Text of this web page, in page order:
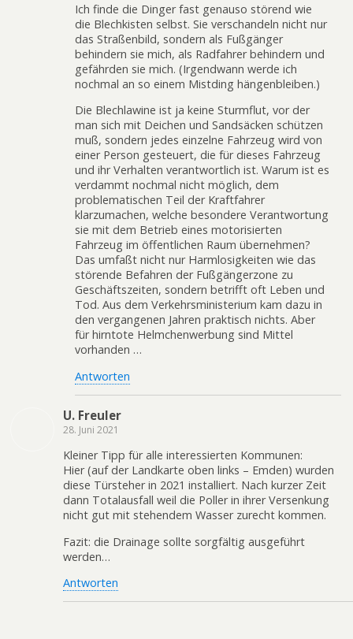
Ich finde die Dinger fast genauso störend wie
die Blechkisten selbst. Sie verschandeln nicht nur
das Straßenbild, sondern als Fußgänger
behindern sie mich, als Radfahrer behindern und
gefährden sie mich. (Irgendwann werde ich
nochmal an so einem Mistding hängenbleiben.)
Die Blechlawine ist ja keine Sturmflut, vor der
man sich mit Deichen und Sandsäcken schützen
muß, sondern jedes einzelne Fahrzeug wird von
einer Person gesteuert, die für dieses Fahrzeug
und ihr Verhalten verantwortlich ist. Warum ist es
verdammt nochmal nicht möglich, dem
problematischen Teil der Kraftfahrer
klarzumachen, welche besondere Verantwortung
sie mit dem Betrieb eines motorisierten
Fahrzeug im öffentlichen Raum übernehmen?
Das umfaßt nicht nur Harmlosigkeiten wie das
störende Befahren der Fußgängerzone zu
Geschäftszeiten, sondern betrifft oft Leben und
Tod. Aus dem Verkehrsministerium kam dazu in
den vergangenen Jahren praktisch nichts. Aber
für hirntote Helmchenwerbung sind Mittel
vorhanden …
Antworten
U. Freuler
28. Juni 2021
Kleiner Tipp für alle interessierten Kommunen:
Hier (auf der Landkarte oben links – Emden) wurden
diese Türsteher in 2021 installiert. Nach kurzer Zeit
dann Totalausfall weil die Poller in ihrer Versenkung
nicht gut mit stehendem Wasser zurecht kommen.
Fazit: die Drainage sollte sorgfältig ausgeführt
werden…
Antworten